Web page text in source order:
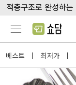
베스트 | 최저가 |